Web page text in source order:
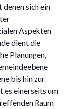
sich ein
Aspekten
dient die
Planungen,
bis hin zur
es einerseits um
Raum